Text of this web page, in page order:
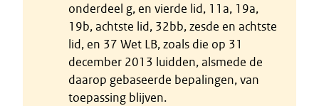
onderdeel g, en vierde lid, 11a, 19a,
19b, achtste lid, 32bb, zesde en achtste
lid, en 37 Wet LB, zoals die op 31
december 2013 luidden, alsmede de
daarop gebaseerde bepalingen, van
toepassing blijven.